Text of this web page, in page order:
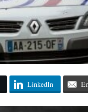
LinkedIn